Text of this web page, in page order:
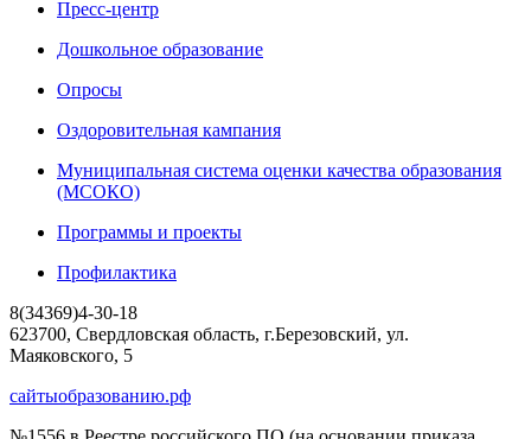
Пресс-центр
Дошкольное образование
Опросы
Оздоровительная кампания
Муниципальная система оценки качества образования
(МСОКО)
Программы и проекты
Профилактика
8(34369)4-30-18
623700, Свердловская область, г.Березовский, ул.
Маяковского, 5
сайтыобразованию.рф